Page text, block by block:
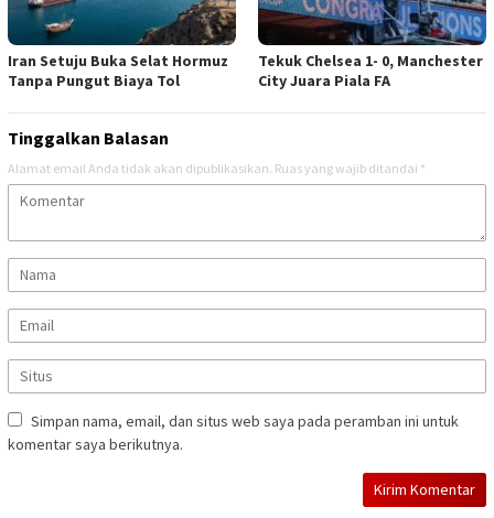
Iran Setuju Buka Selat Hormuz
Tanpa Pungut Biaya Tol
Tekuk Chelsea 1- 0, Manchester
City Juara Piala FA
Tinggalkan Balasan
Alamat email Anda tidak akan dipublikasikan. Ruas yang wajib ditandai *
Simpan nama, email, dan situs web saya pada peramban ini untuk
komentar saya berikutnya.